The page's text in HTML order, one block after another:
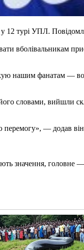
12 турі УПЛ.
вболівальникам
нашим фанатам —
словами, вийшли
— додав
значення, головне —